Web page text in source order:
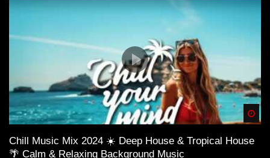
Chill Music Mix 2024 ☀️ Deep House & Tropical House
🌴 Calm & Relaxing Background Music